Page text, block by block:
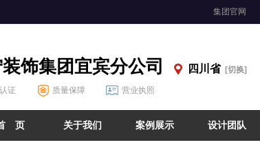
集团官网
饰集团宜宾分公司 四川省 [切换]
证 质量保障 营业执照
页 关于我们 案例展示 设计团队